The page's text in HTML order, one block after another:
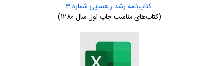
کتاب‌نامه رشد راهنمایی شماره 3
(کتاب‌های مناسب چاپ اول سال 1380)